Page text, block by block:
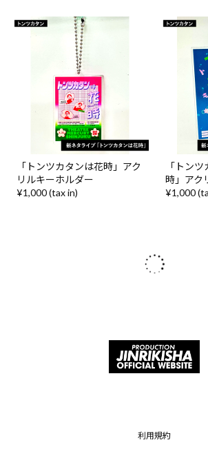
「トンツカタンは花時」アク
リルキーホルダー
¥1,000 (tax in)
「トン
時」アク
¥1,000
利用規約